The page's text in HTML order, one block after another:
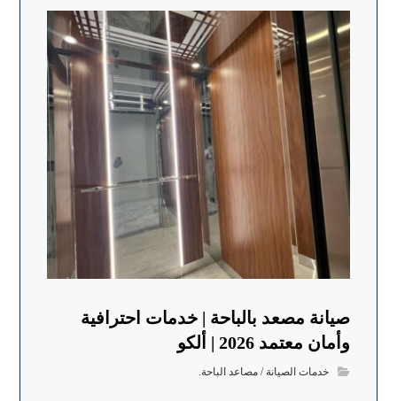
صيانة مصعد بالباحة | خدمات احترافية
وأمان معتمد 2026 | ألكو
خدمات الصيانة / مصاعد الباحة.